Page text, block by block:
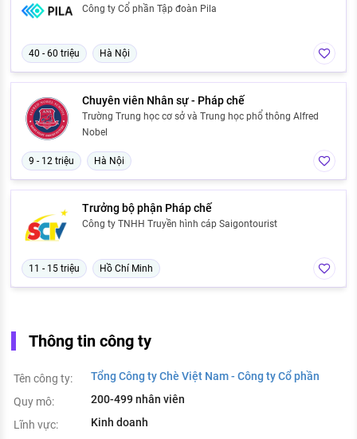
Công ty Cổ phần Tập đoàn Pila
40 - 60 triệu Hà Nội
Chuyên viên Nhân sự - Pháp chế
Trường Trung học cơ sở và Trung học phổ thông Alfred
Nobel
9 - 12 triệu Hà Nội
Trưởng bộ phận Pháp chế
Công ty TNHH Truyền hình cáp Saigontourist
11 - 15 triệu Hồ Chí Minh
Thông tin công ty
Tên công ty:
Tổng Công ty Chè Việt Nam - Công ty Cổ phần
Quy mô:
200-499 nhân viên
Lĩnh vực:
Kinh doanh